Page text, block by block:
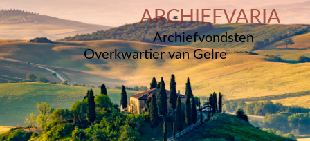
ARCHIEFVARIA
Archiefvondsten
Overkwartier van Gelre